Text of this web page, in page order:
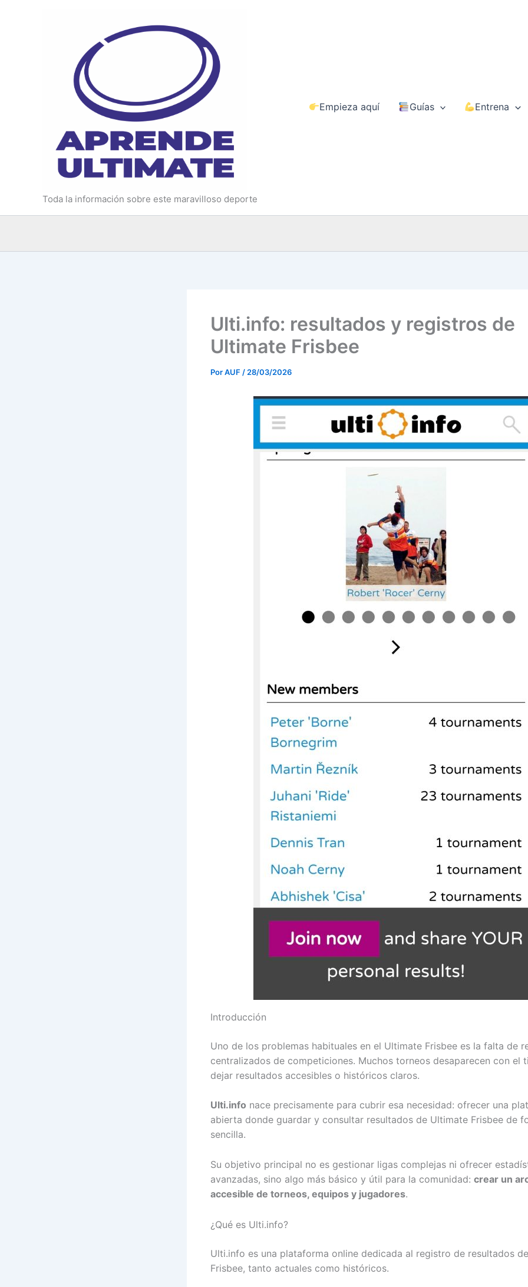
Toda la información sobre este maravilloso deporte
Empieza aquí Guías Entrena
Ulti.info: resultados y registros de
Ultimate Frisbee
PorAUF / 28/03/2026
Introducción
Uno de los problemas habituales en el Ultimate Frisbee es la falta de
centralizados de competiciones. Muchos torneos desaparecen con el
dejar resultados accesibles o históricos claros.
Ulti.info nace precisamente para cubrir esa necesidad: ofrecer una
abierta donde guardar y consultar resultados de Ultimate Frisbee de
sencilla.
Su objetivo principal no es gestionar ligas complejas ni ofrecer
avanzadas, sino algo más básico y útil para la comunidad: crear un
accesible de torneos, equipos y jugadores.
¿Qué es Ulti.info?
Ulti.info es una plataforma online dedicada al registro de resultados
Frisbee, tanto actuales como históricos.